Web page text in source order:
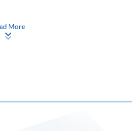
24小時網上報名及繳費服
個別學歷頒授課程和報讀
務，在學學員亦可以「微
繳付學費。
More